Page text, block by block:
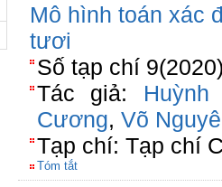
Mô hình toán xác
tươi
Số tạp chí
Tác giả:
Cương, Võ
Tạp chí: Tạp chí
Tóm tắt